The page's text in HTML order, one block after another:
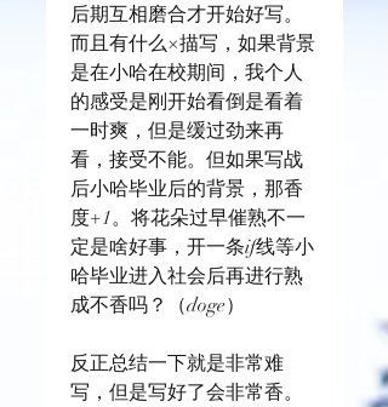
后期互相磨合才开始好写。
而且有什么×描写，如果背景
是在小哈在校期间，我个人
的感受是刚开始看倒是看着
一时爽，但是缓过劲来再
看，接受不能。但如果写战
后小哈毕业后的背景，那香
度+1。将花朵过早催熟不一
定是啥好事，开一条if线等小
哈毕业进入社会后再进行熟
成不香吗？（doge）
反正总结一下就是非常难
写，但是写好了会非常香。